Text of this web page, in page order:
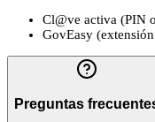
Cl@ve activa (PIN
GovEasy
Preguntas